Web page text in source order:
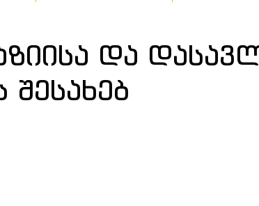
და
შესახებ